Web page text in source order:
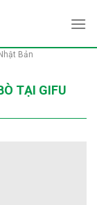
Bản
TẠI GIFU